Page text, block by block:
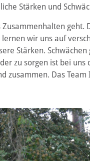
Stärken und
geht.
wir uns auf
Stärken.
zu sorgen ist bei uns
zusammen. Das